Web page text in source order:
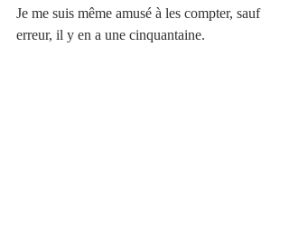
Je me suis même amusé à les compter, sauf
erreur, il y en a une cinquantaine.